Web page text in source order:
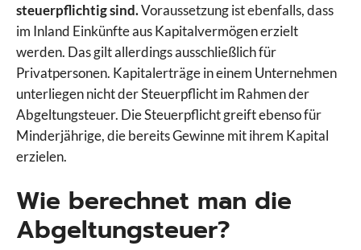
steuerpflichtig sind.Voraussetzung ist ebenfalls, dass
im Inland Einkünfte aus Kapitalvermögen erzielt
werden. Das gilt allerdings ausschließlich für
Privatpersonen. Kapitalerträge in einem Unternehmen
unterliegen nicht der Steuerpflicht im Rahmen der
Abgeltungsteuer. Die Steuerpflicht greift ebenso für
Minderjährige, die bereits Gewinne mit ihrem Kapital
erzielen.
Wie berechnet man die
Abgeltungsteuer?